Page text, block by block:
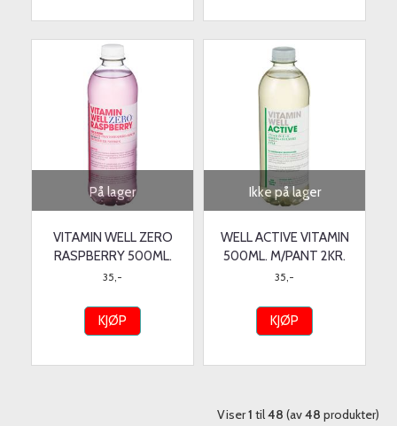
På lager
VITAMIN WELL ZERO
RASPBERRY 500ML.
35,-
KJØP
Ikke på lager
WELL ACTIVE VITAMIN
500ML. M/PANT 2KR.
35,-
KJØP
Viser1 til48 (av48 produkter)